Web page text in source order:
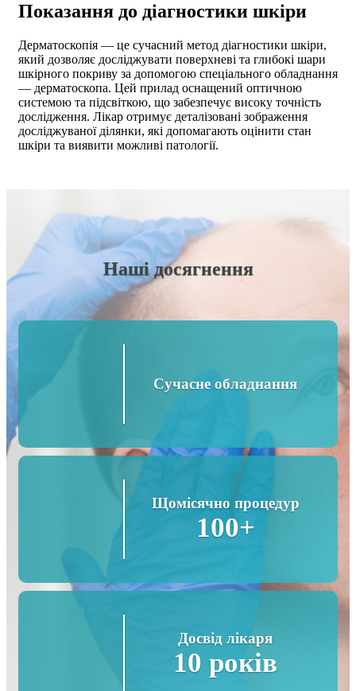
Показання до діагностики шкіри
Дерматоскопія — це сучасний метод діагностики шкіри,
який дозволяє досліджувати поверхневі та глибокі шари
шкірного покриву за допомогою спеціального обладнання
— дерматоскопа. Цей прилад оснащений оптичною
системою та підсвіткою, що забезпечує високу точність
дослідження. Лікар отримує деталізовані зображення
досліджуваної ділянки, які допомагають оцінити стан
шкіри та виявити можливі патології.
Наші досягнення
Сучасне обладнання
Щомісячно процедур
100+
Досвід лікаря
10 років